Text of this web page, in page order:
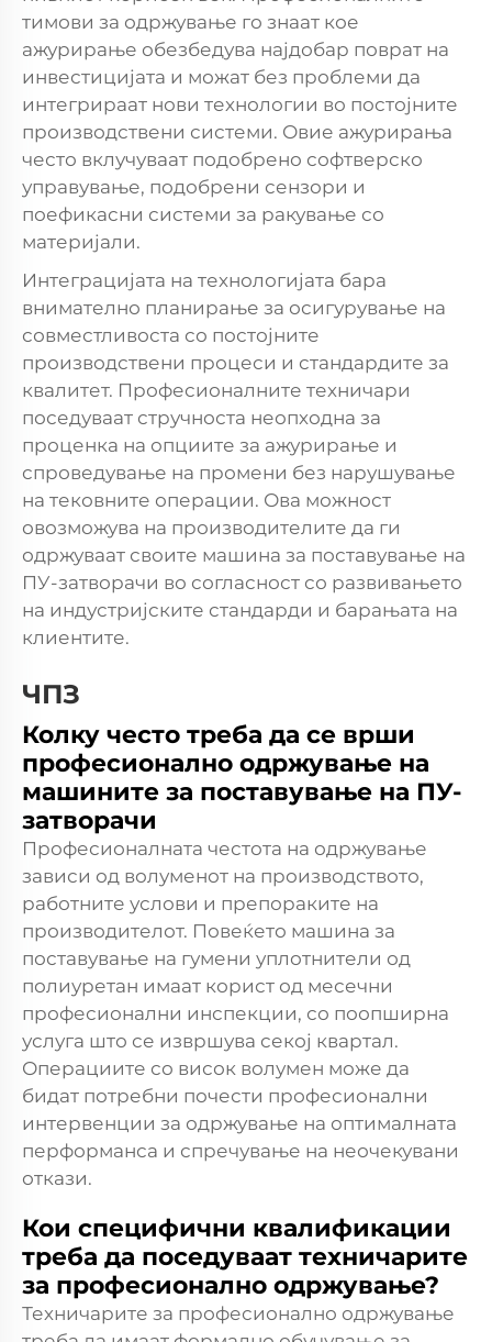
тимови за одржување го знаат кое
ажурирање обезбедува најдобар поврат на
инвестицијата и можат без проблеми да
интегрираат нови технологии во постојните
производствени системи. Овие ажурирања
често вклучуваат подобрено софтверско
управување, подобрени сензори и
поефикасни системи за ракување со
материјали.
Интеграцијата на технологијата бара
внимателно планирање за осигурување на
совместливоста со постојните
производствени процеси и стандардите за
квалитет. Професионалните техничари
поседуваат стручноста неопходна за
проценка на опциите за ажурирање и
спроведување на промени без нарушување
на тековните операции. Ова можност
овозможува на производителите да ги
одржуваат своите машина за поставување на
ПУ-затворачи во согласност со развивањето
на индустријските стандарди и барањата на
клиентите.
ЧПЗ
Колку често треба да се врши
професионално одржување на
машините за поставување на ПУ-
затворачи
Професионалната честота на одржување
зависи од волуменот на производството,
работните услови и препораките на
производителот. Повеќето машина за
поставување на гумени уплотнители од
полиуретан имаат корист од месечни
професионални инспекции, со поопширна
услуга што се извршува секој квартал.
Операциите со висок волумен може да
бидат потребни почести професионални
интервенции за одржување на оптималната
перформанса и спречување на неочекувани
откази.
Кои специфични квалификации
треба да поседуваат техничарите
за професионално одржување?
Техничарите за професионално одржување